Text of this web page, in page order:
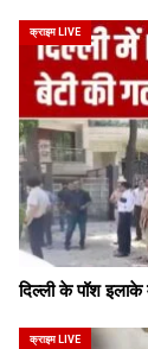
क्राइम LIVE
दिल्ली के पॉश
क्राइम LIVE